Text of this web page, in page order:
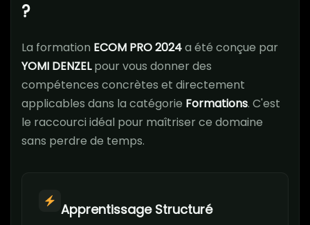
?
La formation ECOM PRO 2024a été conçue par
YOMI DENZELpour vous donner des
compétences concrètes et directement
applicables dans la catégorie Formations. C'est
le raccourci idéal pour maîtriser ce domaine
sans perdre de temps.
Apprentissage Structuré